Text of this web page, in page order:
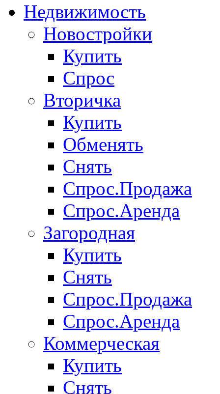
Недвижимость
Новостройки
Купить
Спрос
Вторичка
Купить
Обменять
Снять
Спрос.Продажа
Спрос.Аренда
Загородная
Купить
Снять
Спрос.Продажа
Спрос.Аренда
Коммерческая
Купить
Снять